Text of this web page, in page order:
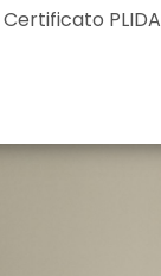
Certificato PLIDA